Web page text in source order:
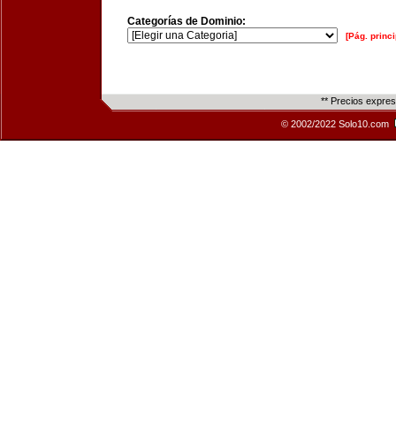
Categorías de Dominio:
[Pág.
** Precios
© 2002/2022 Solo10.com